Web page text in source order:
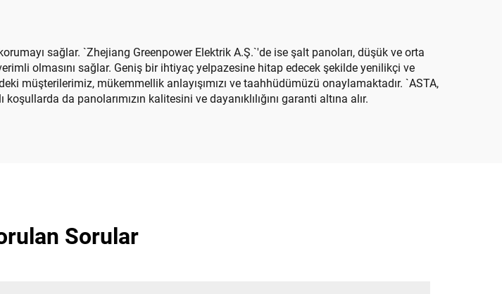
sağlar. `Zhejiang Greenpower Elektrik A.Ş.`'de ise şalt panoları, düşük ve orta
olmasını sağlar. Geniş bir ihtiyaç yelpazesine hitap edecek şekilde yenilikçi ve
müşterilerimiz, mükemmellik anlayışımızı ve taahhüdümüzü onaylamaktadır. `ASTA,
da panolarımızın kalitesini ve dayanıklılığını garanti altına alır.
Sorular